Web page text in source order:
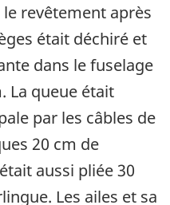
revêtement après
était déchiré et
dans le fuselage
La queue était
par les câbles de
20 cm de
aussi pliée 30
Les ailes et sa